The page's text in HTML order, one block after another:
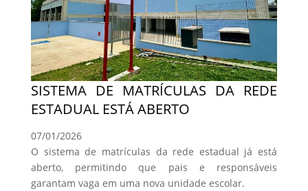
SISTEMA DE MATRÍCULAS DA REDE
ESTADUAL ESTÁ ABERTO
07/01/2026
O sistema de matrículas da rede estadual já está
aberto, permitindo que pais e responsáveis
garantam vaga em uma nova unidade escolar.